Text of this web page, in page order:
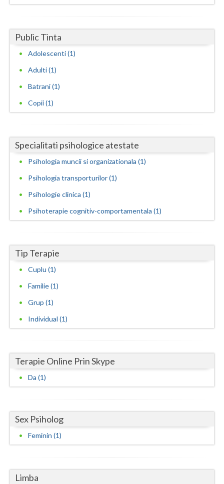
Mehedinti
Neamt
Olt
Prahova
Satu-Mare
Teleorman
Tulcea
Valcea
Vaslui
Public Tinta
Adolescenti (1)
Adulti (1)
Batrani (1)
Copii (1)
Specialitati psihologice atestate
Psihologia muncii si organizationala (1)
Psihologia transporturilor (1)
Psihologie clinica (1)
Psihoterapie cognitiv-comportamentala (1)
Tip Terapie
Cuplu (1)
Familie (1)
Grup (1)
Individual (1)
Terapie Online Prin Skype
Da (1)
Sex Psiholog
Feminin (1)
Limba